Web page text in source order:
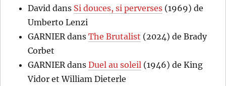
David dans Si douces, si perverses (1969) de
Umberto Lenzi
GARNIERdansThe Brutalist (2024) de Brady
Corbet
GARNIERdansDuel au soleil (1946) de King
Vidor et William Dieterle